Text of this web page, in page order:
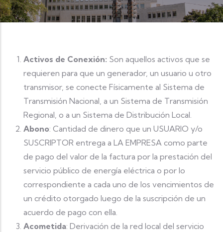
Activos de Conexión: Son aquellos activos que se
requieren para que un generador, un usuario u otro
transmisor, se conecte Físicamente al Sistema de
Transmisión Nacional, a un Sistema de Transmisión
Regional, o a un Sistema de Distribución Local.
Abono: Cantidad de dinero que un USUARIO y/o
SUSCRIPTOR entrega a LA EMPRESA como parte
de pago del valor de la factura por la prestación del
servicio público de energía eléctrica o por lo
correspondiente a cada uno de los vencimientos de
un crédito otorgado luego de la suscripción de un
acuerdo de pago con ella.
Acometida: Derivación de la red local del servicio